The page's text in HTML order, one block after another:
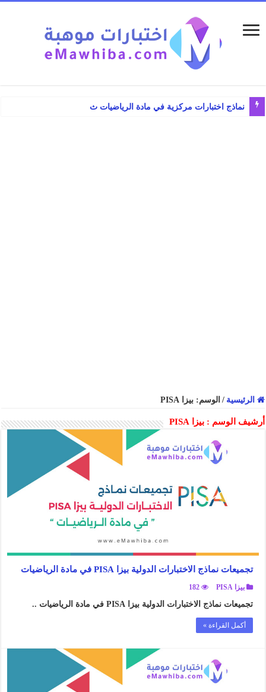
نماذج اختبارات مركزية في مادة الرياضيات ثالث ابتد
الرئيسية / الوسم:بيزا PISA
أرشيف الوسم :بيزا PISA
تجميعات نماذج الاختبارات الدولية بيزا PISA في مادة الرياضيات
بيزا PISA 182
تجميعات نماذج الاختبارات الدولية بيزا PISA في مادة الرياضيات ..
أكمل القراءة »